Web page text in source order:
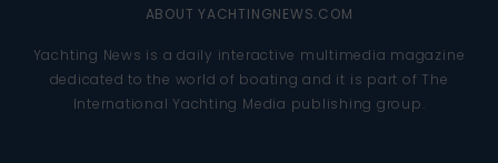
ABOUT YACHTINGNEWS.COM
Yachting News is a daily interactive multimedia magazine
dedicated to the world of boating and it is part of The
International Yachting Media publishing group.